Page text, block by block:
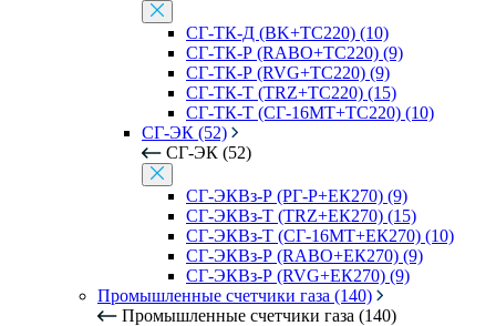
СГ-ТК-Д (BK+ТС220) (10)
СГ-ТК-Р (RABO+ТС220) (9)
СГ-ТК-Р (RVG+ТС220) (9)
СГ-ТК-Т (TRZ+ТС220) (15)
СГ-ТК-Т (СГ-16МТ+ТС220) (10)
СГ-ЭК (52)
СГ-ЭК (52)
СГ-ЭКВз-Р (РГ-Р+ЕК270) (9)
СГ-ЭКВз-Т (TRZ+ЕК270) (15)
СГ-ЭКВз-Т (СГ-16МТ+ЕК270) (10)
СГ-ЭКВз-Р (RABO+ЕК270) (9)
СГ-ЭКВз-Р (RVG+ЕК270) (9)
Промышленные счетчики газа (140)
Промышленные счетчики газа (140)